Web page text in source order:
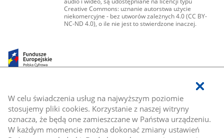
W celu świadczenia usług na najwyższym poziomie
stosujemy pliki cookies. Korzystanie z naszej witryny
oznacza, że będą one zamieszczane w Państwa urządzeniu.
W każdym momencie można dokonać zmiany ustawień
Creative Commons: uznanie autorstwa użycie
niekomercyjne - bez utworów zależnych 4.0 (CC BY-
NC-ND 4.0), o ile nie jest to stwierdzone inaczej.